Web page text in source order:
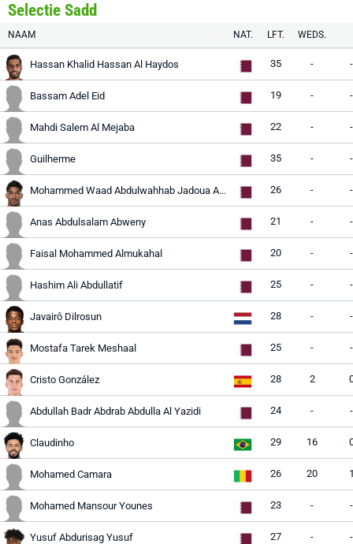
Selectie Sadd
NAAM NAT. LFT. WEDS.
Hassan Khalid Hassan Al Haydos 35 - -
Bassam Adel Eid 19 - -
Mahdi Salem Al Mejaba 22 - -
Guilherme 35 - -
Mohammed Waad Abdulwahhab Jadoua Al Bayati 26 - -
Anas Abdulsalam Abweny 21 - -
Faisal Mohammed Almukahal 20 - -
Hashim Ali Abdullatif 25 - -
Javairô Dilrosun 28 - -
Mostafa Tarek Meshaal 25 - -
Cristo González 28 2
Abdullah Badr Abdrab Abdulla Al Yazidi 24 - -
Claudinho 29 16
Mohamed Camara 26 20
Mohamed Mansour Younes 23 - -
Yusuf Abdurisag Yusuf 27 - -